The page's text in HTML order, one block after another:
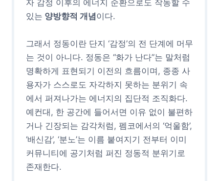
자 감정 이후의 에너지 순환으로도 작동할 수
있는 양방향적 개념 이다.
그래서 정동이란 단지 ‘감정’의 전 단계에 머무
는 것이 아니다. 정동은 “화가 난다”는 말처럼
명확하게 표현되기 이전의 흐름이며, 종종 사
용자가 스스로도 자각하지 못하는 분위기 속
에서 퍼져나가는 에너지의 집단적 조직화다.
예컨대, 한 공간에 들어서면 이유 없이 불편하
거나 긴장되는 감각처럼, 펨코에서의 ‘억울함’,
‘배신감’, ‘분노’는 이름 붙여지기 전부터 이미
커뮤니티에 공기처럼 퍼진 정동적 분위기로
존재한다.